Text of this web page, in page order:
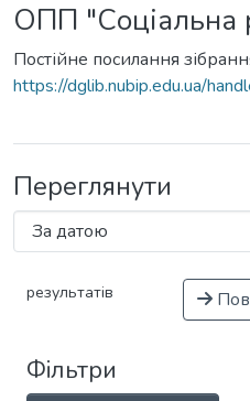
ОПП "Соціальна
Постійне посилання
https://dglib.nubip.edu.ua/
Переглянути
результатів
Фільтри